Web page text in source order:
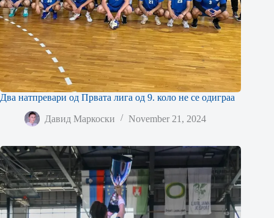
Два натпревари од Првата лига од 9. коло не се одиграа
Давид Маркоски November 21, 2024